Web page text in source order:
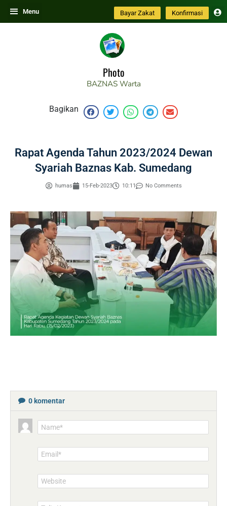
Skip
to
Menu Bayar Zakat Konfirmasi
Photo
BAZNAS Warta
Bagikan
Rapat Agenda Tahun 2023/2024 Dewan
Syariah Baznas Kab. Sumedang
humas 15-Feb-2023 10:11 No Comments
0komentar
Name*
Email*
Website